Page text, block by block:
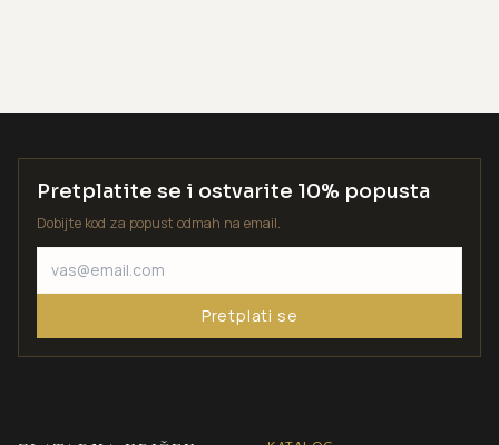
Pretplatite se i ostvarite 10% popusta
Dobijte kod za popust odmah na email.
Pretplati se